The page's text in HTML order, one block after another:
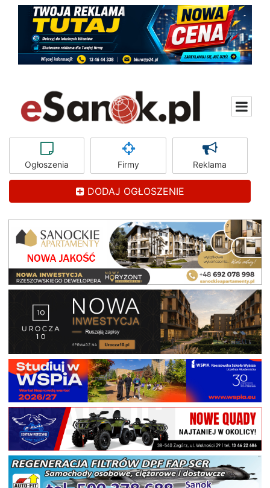
Ogłoszenia Firmy Reklama
DODAJ OGŁOSZENIE